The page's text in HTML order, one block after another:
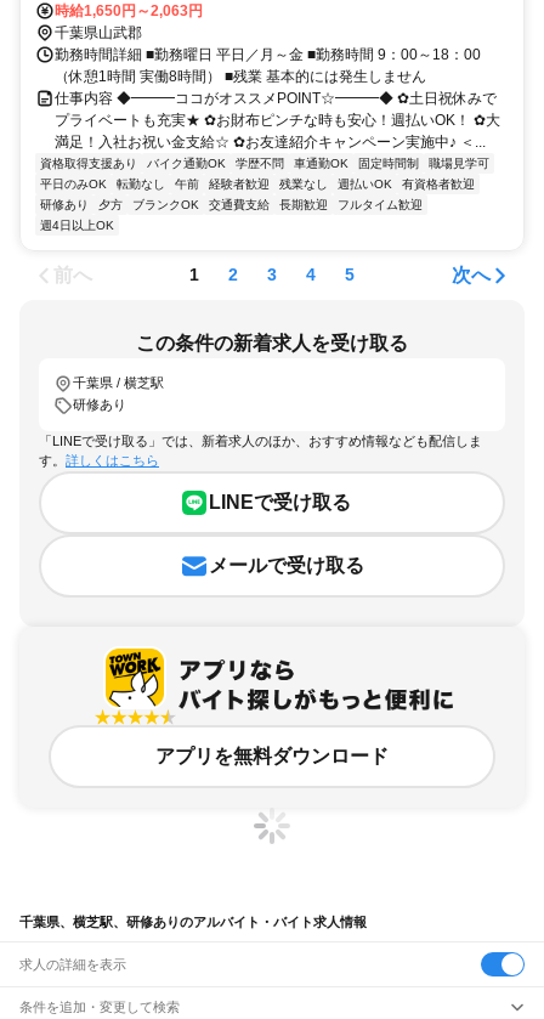
館近くの現場
時給1,650円～2,063円
千葉県山武郡
勤務時間詳細 ■勤務曜日 平日／月～金 ■勤務時間 9：00～18：00
（休憩1時間 実働8時間） ■残業 基本的には発生しません
仕事内容 ◆━━━ココがオススメPOINT☆━━━◆ ✿土日祝休みで
プライベートも充実★ ✿お財布ピンチな時も安心！週払いOK！ ✿大
満足！入社お祝い金支給☆ ✿お友達紹介キャンペーン実施中♪ ＜...
資格取得支援あり バイク通勤OK 学歴不問 車通勤OK 固定時間制
職場見学可
平日のみOK
転勤なし 午前 経験者歓迎 残業なし 週払いOK
有資格者歓迎
研修あり
夕方 ブランクOK 交通費支給 長期歓迎
フルタイム歓迎
週4日以上OK
前へ 1 2 3 4 5 次へ
この条件の新着求人を受け取る
千葉県 / 横芝駅
研修あり
「LINEで受け取る」では、新着求人のほか、おすすめ情報なども配信しま
す。 詳しくはこちら
LINEで受け取る
メールで受け取る
アプリを無料ダウンロード
千葉県、横芝駅、研修ありのアルバイト・バイト求人情報
求人の詳細を表示
条件を追加・変更して検索